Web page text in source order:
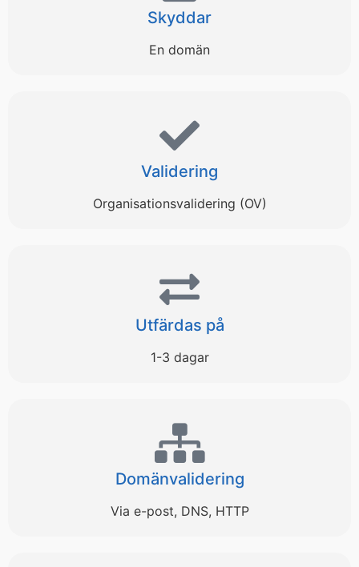
Skyddar
En domän
Validering
Organisationsvalidering (OV)
Utfärdas på
1-3 dagar
Domänvalidering
Via e-post, DNS, HTTP